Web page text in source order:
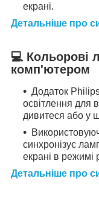
екрані.
Детальніше про
💻 Кольорові
комп'ютером
Додаток
освітлення для
дивитеся або у
синхронізує
екрані в режимі
Детальніше про